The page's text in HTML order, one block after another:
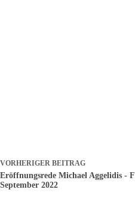
VORHERIGER BEITRAG
Eröffnungsrede Michael Aggelidis -
September 2022